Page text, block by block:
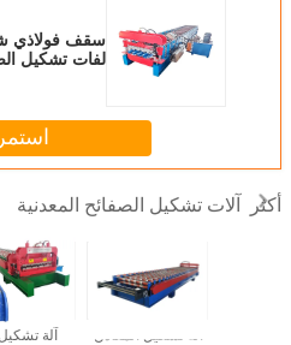
لفات تشكيل
استمر
أكثر آلات تشكيل الصفائح المعدنية
آلة
آلة تشكيل المعادن